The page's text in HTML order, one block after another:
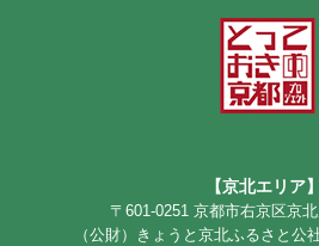
【京北エリア】
〒601-0251 京都市右京区京
（公財）きょうと京北ふるさと